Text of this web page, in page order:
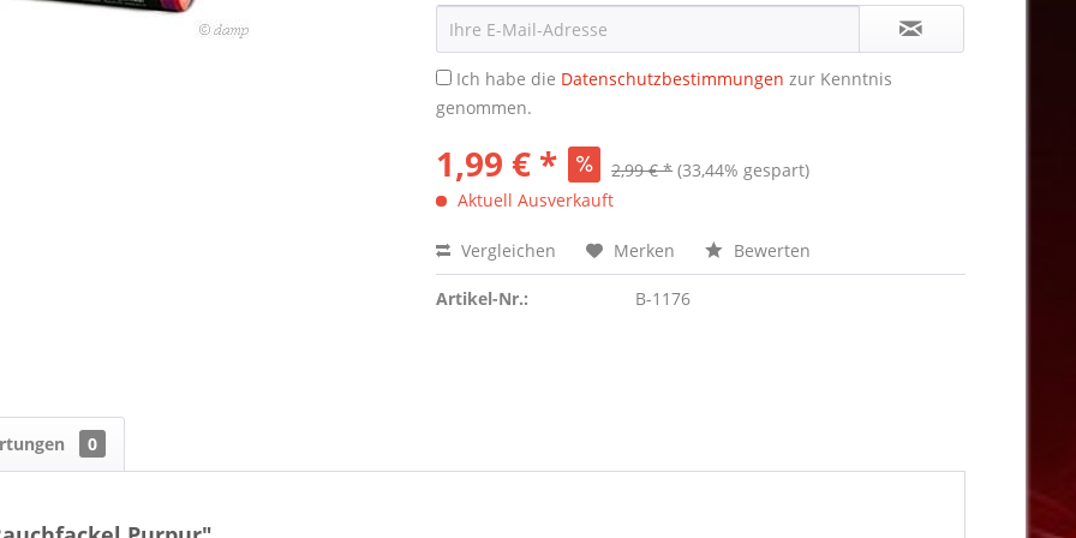
Ich habe die Datenschutzbestimmungen zur Kenntnis
genommen.
1,99 € * 2,99 € * (33,44% gespart)
Aktuell Ausverkauft
Vergleichen Merken Bewerten
Artikel-Nr.: B-1176
0